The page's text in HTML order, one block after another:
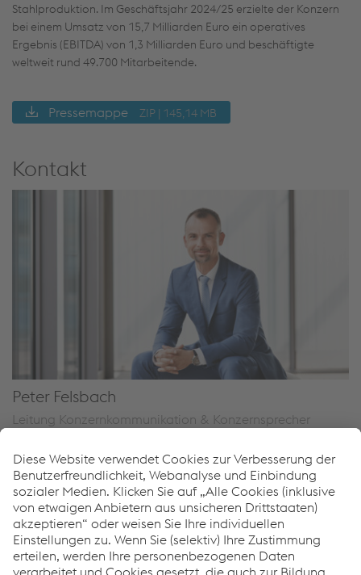
Stahlproduktion. Im Geschäftsjahr 2024/25 erzielte der Konzern
bei einem Umsatz von 15,7 Milliarden Euro ein operatives
Ergebnis (EBITDA) von 1,3 Milliarden Euro und beschäftigte
weltweit rund 49.700 Mitarbeitende.
Pressemappe ZIP | 145,14 MB
Kontakt
Peter Felsbach
Leitung Konzernkommunikation & Konzernsprecher
E-Mail senden
Downloads
Medieninformation als PDF: voestalpine erwirtschaftet
solides Ergebnis im Geschäftsjahr 2024/25PDF | 82 KB